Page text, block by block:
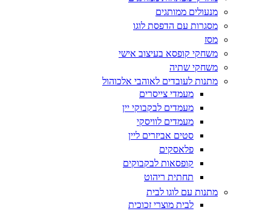
מנעולים ממותגים
מסגרות עם הדפסת לוגו
מסז
משחקי קופסא בעיצוב אישי
משחקי שתיה
מתנות לעובדים לאוהבי אלכוהול
מעמדי צייסרים
מעמדים לבקבוקי יין
מעמדים לוויסקי
סטים אביזרים ליין
פלאסקים
קופסאות לבקבוקים
תחתית ריהוט
מתנות עם לוגו לבית
לבית מוצרי זכוכית